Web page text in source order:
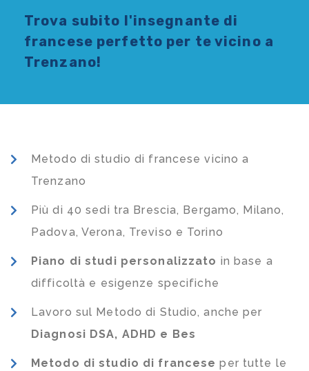
Trova subito l'insegnante di
francese perfetto per te vicino a
Trenzano!
Metodo di studio di francese vicino a
Trenzano
Più di 40 sedi tra Brescia, Bergamo, Milano,
Padova, Verona, Treviso e Torino
Piano di studi personalizzato in base a
difficoltà e esigenze specifiche
Lavoro sul Metodo di Studio, anche per
Diagnosi DSA, ADHD e Bes
Metodo di studio di francese per tutte le